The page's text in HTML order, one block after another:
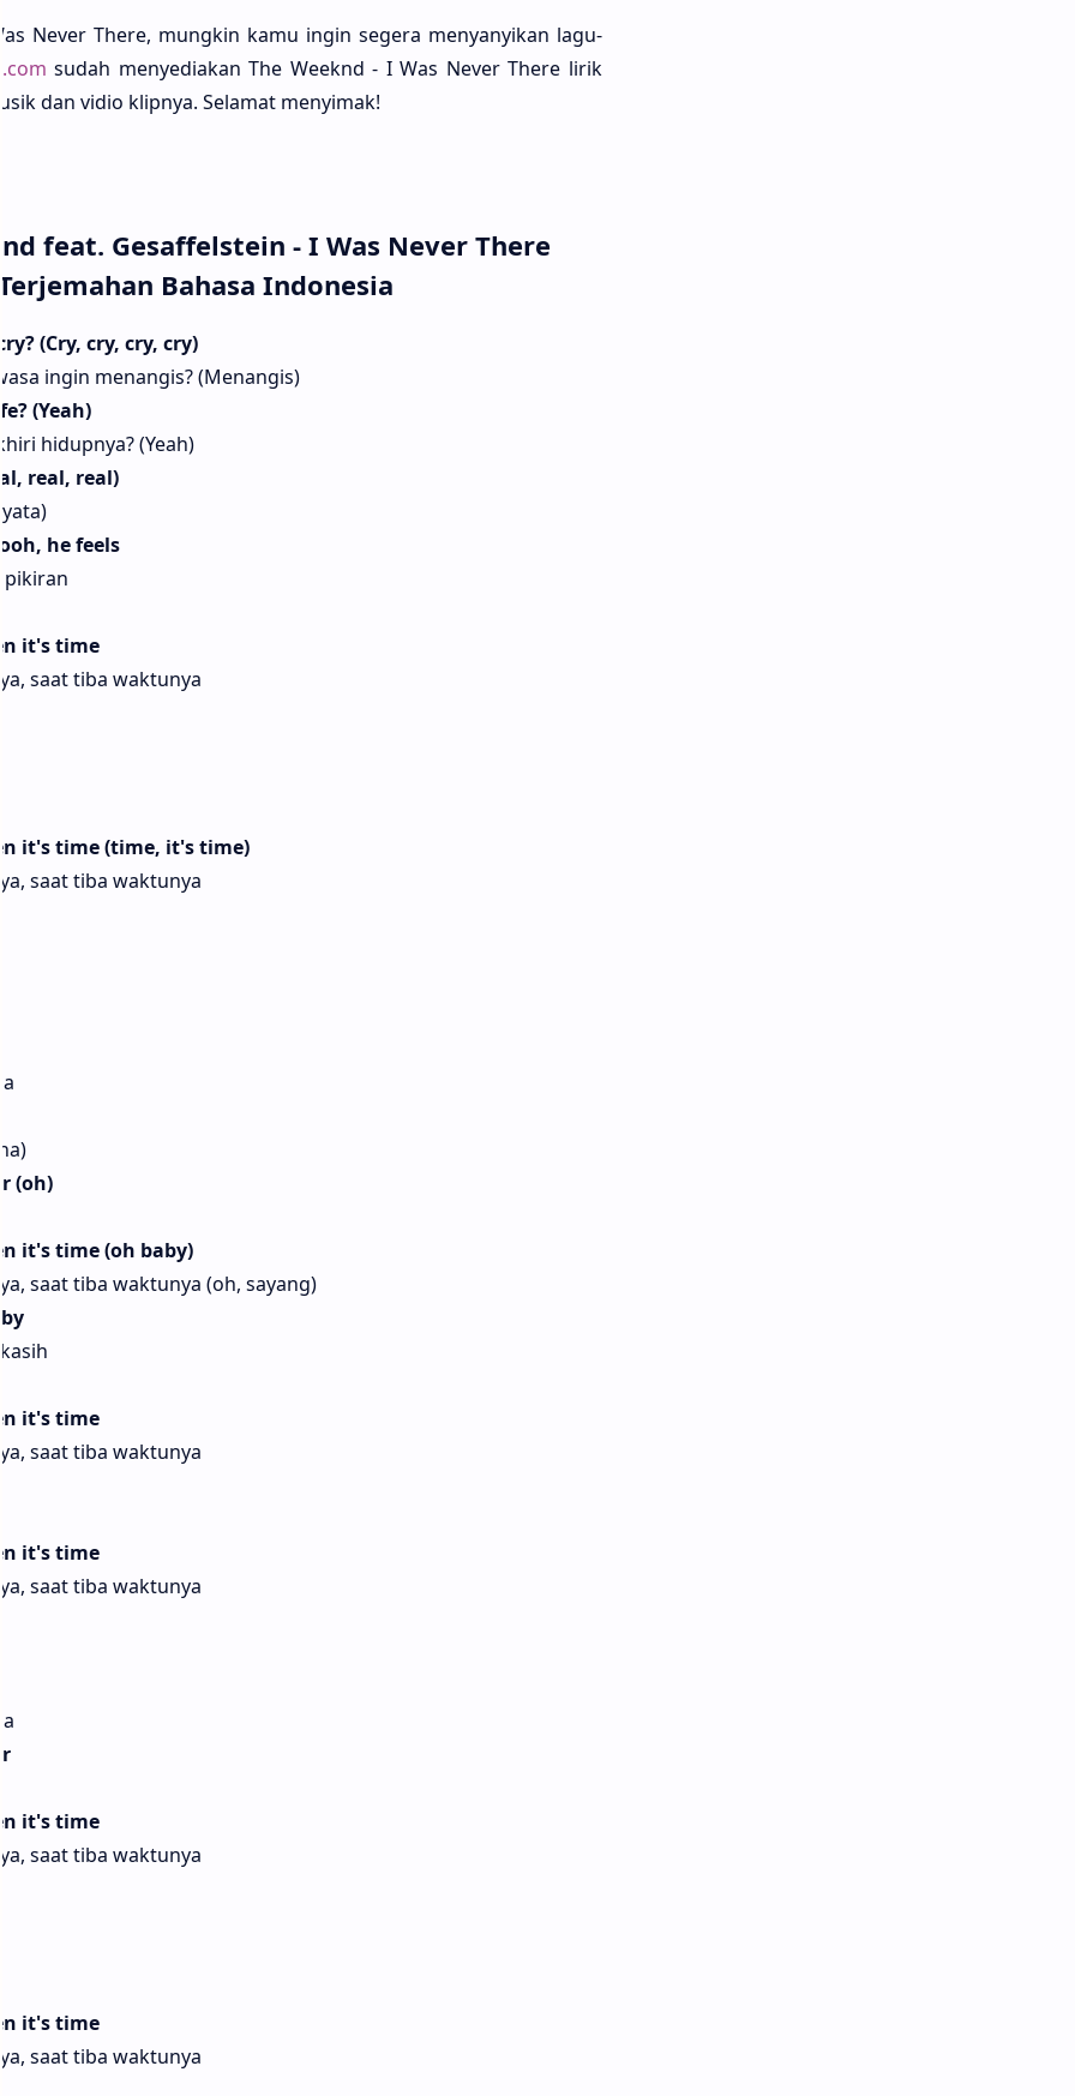
Never There, mung­kin kamu ingin sege­ra menyanyi­kan lagu­
sudah menyedia­kan The Weeknd - I Was Never There lirik
dan vidio klip­nya. Sela­mat menyi­mak!
feat. Gesaffelstein - I Was Never There
Terjemahan Bahasa Indonesia
(Cry, cry, cry, cry)
ingin menangis? (Menangis)
(Yeah)
hidupnya? (Yeah)
real, real)
he feels
pikiran
it's time
saat tiba waktunya
it's time (time, it's time)
saat tiba waktunya
(oh)
it's time (oh baby)
saat tiba waktunya (oh, sayang)
it's time
saat tiba waktunya
it's time
saat tiba waktunya
it's time
saat tiba waktunya
it's time
saat tiba waktunya